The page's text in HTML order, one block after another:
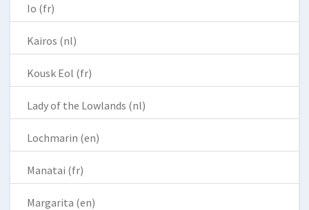
Io (fr)
Kairos (nl)
Kousk Eol (fr)
Lady of the Lowlands (nl)
Lochmarin (en)
Manatai (fr)
Margarita (en)